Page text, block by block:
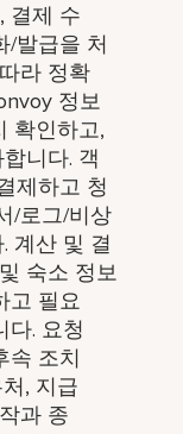
, 결제 수
/발급을 처
따라 정확
정보
확인하고,
니다. 객
제하고 청
/로그/비상
. 계산 및 결
및 숙소 정보
고 필요
다. 요청
속 조치
, 지급
과 종